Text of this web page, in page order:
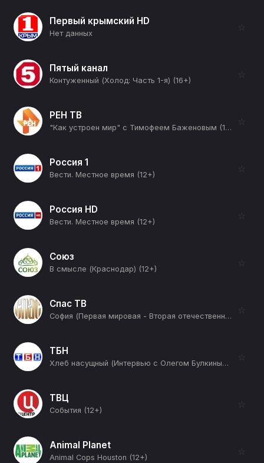
Первый крымский HD
Нет данных
☆
Пятый канал
Контуженный (Холод: Часть 1-я) (16+)
☆
РЕН ТВ
"Как устроен мир" с Тимофеем Баженовым (12+)
☆
Россия 1
Вести. Местное время (12+)
☆
Россия HD
Вести. Местное время (12+)
☆
Союз
В смысле (Краснодар) (12+)
☆
Спас ТВ
София (Первая мировая - Вторая отечественная) (12+)
☆
ТБН
Хлеб насущный (Интервью с Олегом Булкиным) (12+)
☆
ТВЦ
События (12+)
☆
Animal Planet
Animal Cops Houston (12+)
☆